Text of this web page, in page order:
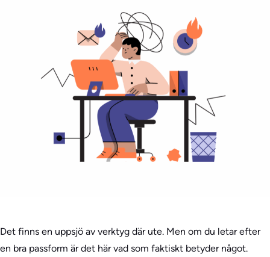
Det finns en uppsjö av verktyg där ute. Men om du letar efter
en bra passform är det här vad som faktiskt betyder något.